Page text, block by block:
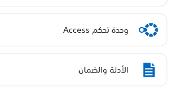
وحدة تحكم Access
الأدلة والضمان